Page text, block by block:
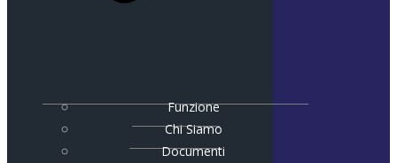
Funzione
Chi Siamo
Documenti